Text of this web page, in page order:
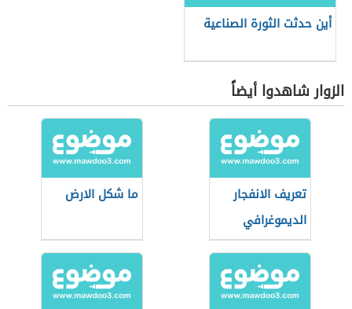
أين حدثت الثورة الصناعية
الزوار شاهدوا أيضاً
تعريف الانفجار
الديموغرافي
ما شكل الارض